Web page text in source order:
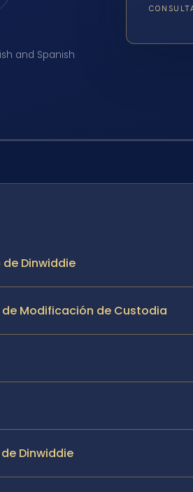
and Spanish
Dinwiddie
de Modificación de Custodia
Dinwiddie